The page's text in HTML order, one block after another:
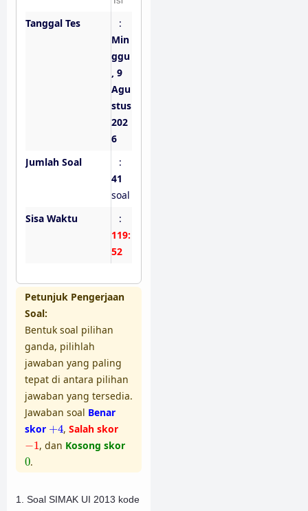
Tanggal Tes
:
Min
ggu
, 9
Agu
stus
202
6
Jumlah Soal
:
41
soal
Sisa Waktu
:
119:
51
Petunjuk Pengerjaan
Soal:
Bentuk soal pilihan
ganda, pilihlah
jawaban yang paling
tepat di antara pilihan
jawaban yang tersedia.
Jawaban soal Benar
skor +4
+ 4, Salah skor
−1
1 , dan Kosong skor
0
0.
1. Soal SIMAK UI 2013 kode